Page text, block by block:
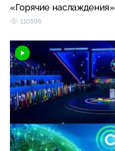
«Горячие наслаждения»
110596